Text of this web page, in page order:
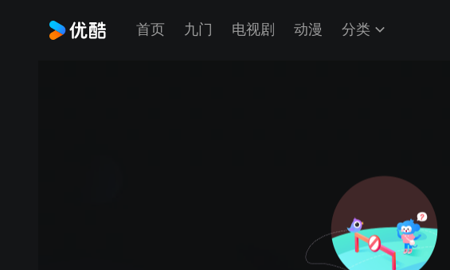
首页 九门 电视剧 动漫 分类